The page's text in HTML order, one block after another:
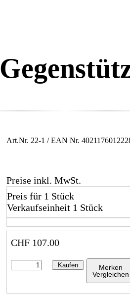
Art.Nr.22-1 / EAN Nr.
Preise inkl. MwSt.
Preis für 1 Stück
Verkaufseinheit 1 Stück
CHF 107.00
Kaufen
Merken
Vergleichen